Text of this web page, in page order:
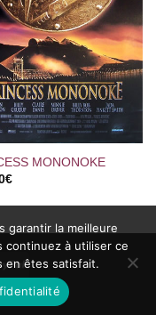
MONONOKE
€
PayPal
garantir la meilleure
continuez à utiliser ce
en êtes satisfait.